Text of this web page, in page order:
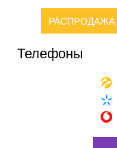
РАСПРОДАЖА
Телефоны